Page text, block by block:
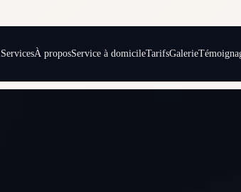
ServicesÀ proposService à domicileTarifsGalerie